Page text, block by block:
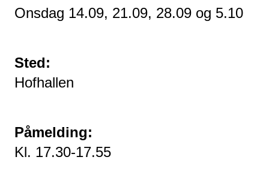
Onsdag 14.09, 21.09, 28.09 og 5.10
Sted:
Hofhallen
Påmelding:
Kl. 17.30-17.55